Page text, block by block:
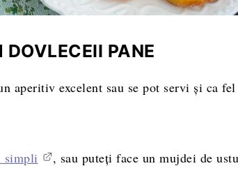
DOVLECEII PANE
aperitiv excelent sau se pot servi și ca
simpli
, sau puteți face un mujdei de